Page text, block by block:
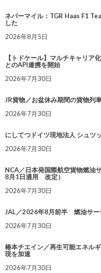
ネバーマイル：TGR Haas F1
した
2026年8月5日
【トドケール】マルチキャリア
とのAPI連携を開始
2026年7月30日
JR貨物／お盆休み期間の貨物列
2026年7月30日
にしてつドイツ現地法人 シュツ
2026年7月30日
NCA／日本発国際航空貨物燃油
8月1日適用 改定）
2026年7月30日
JAL／2026年8月前半 燃油サー
2026年7月30日
椿本チエイン／再生可能エネル
現を加速
2026年7月30日